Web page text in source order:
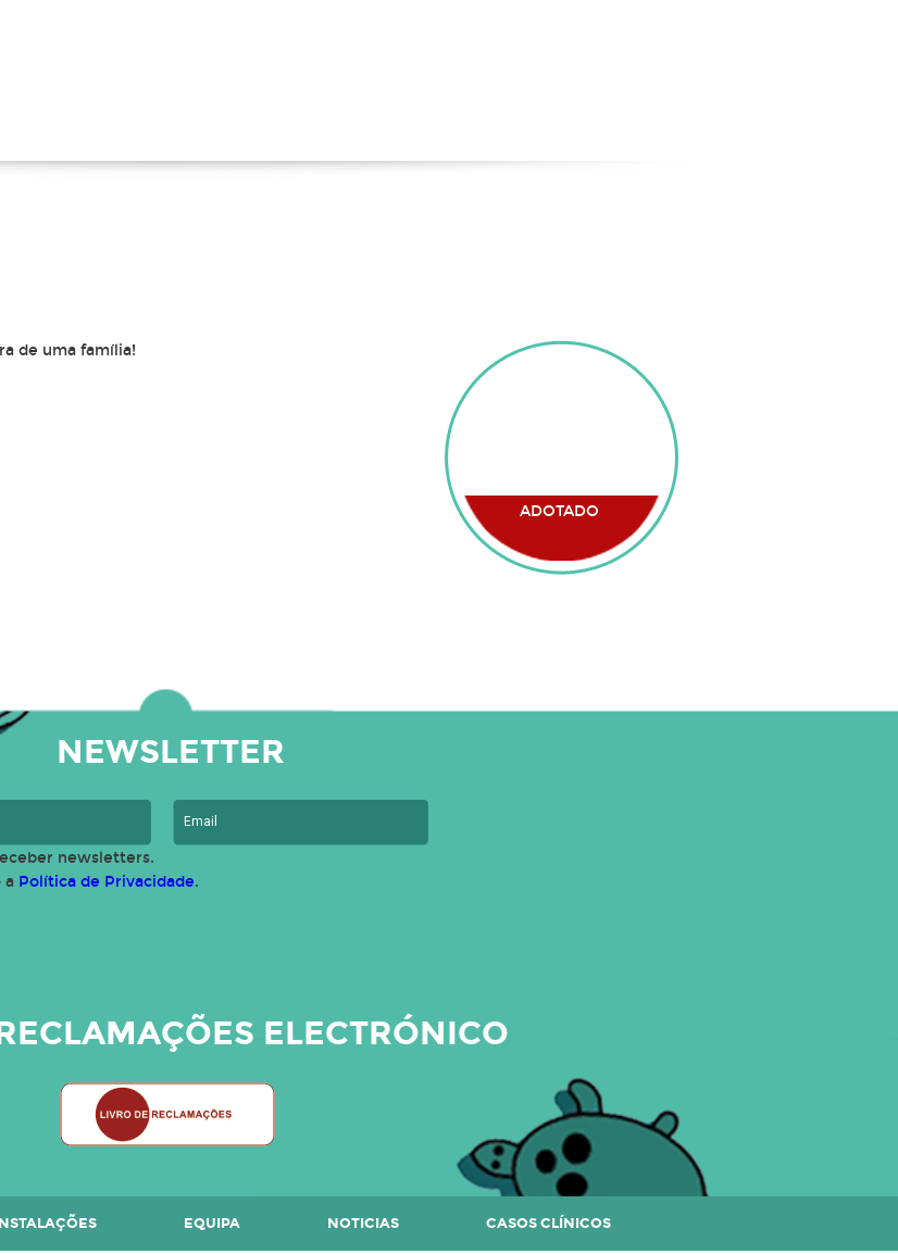
de uma família!
ADOTADO
NEWSLETTER
newsletters.
a Política de Privacidade.
ELECTRÓNICO
EQUIPA NOTICIAS CASOS CLÍNICOS